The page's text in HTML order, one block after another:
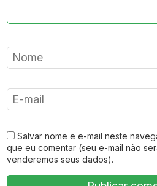
Salvar nome e e-mail neste
que eu comentar (seu e-mail não
venderemos seus dados).